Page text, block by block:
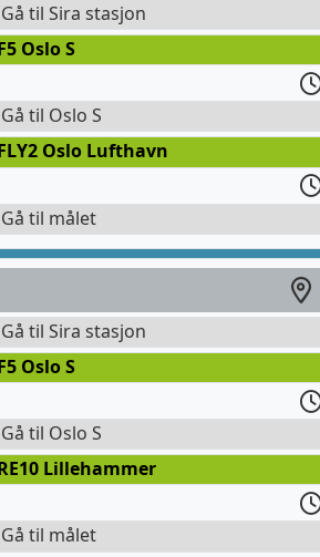
Gå til Sira stasjon
Oslo S
Gå til Oslo S
Oslo Lufthavn
Gå til målet
Gå til Sira stasjon
Oslo S
Gå til Oslo S
Lillehammer
Gå til målet